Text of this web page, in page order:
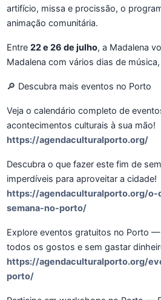
artifício, missa e procissão, o
animação comunitária.
Entre 22 e 26 de julho, a Madalena
Madalena com vários dias de
🔎 Descubra mais eventos no Porto
Veja o calendário completo de
acontecimentos culturais à sua mão!
https://agendaculturalporto.org/
Descubra o que fazer este fim de
imperdíveis para aproveitar a cidade!
https://agendaculturalporto.org/
semana-no-porto/
Explore eventos gratuitos no Porto
todos os gostos e sem gastar
https://agendaculturalporto.org/
porto/